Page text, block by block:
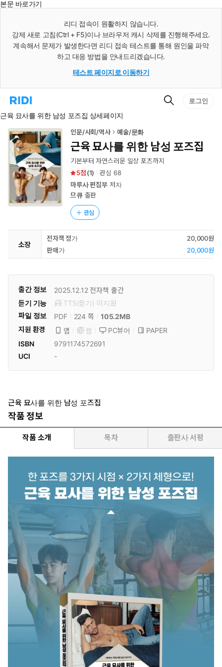
본문 바로가기
리디 접속이 원활하지 않습니다.
강제 새로 고침(Ctrl + F5)이나 브라우저 캐시 삭제를 진행해주세요.
계속해서 문제가 발생한다면 리디 접속 테스트를 통해 원인을 파악
하고 대응 방법을 안내드리겠습니다.
테스트 페이지로 이동하기
리
홈
로
이
동
검
로그인
근육 묘사를 위한 남성 포즈집 상세페이지
인문/사회/역사 예술/문화
근육 묘사를 위한 남성 포즈집
기본부터 자연스러운 일상 포즈까지
5
(1) 관심 68
마루사 편집부 저자
므큐출판
관심
소장
전자책 정가
20,000원
판매가
20,000원
출간 정보 2025.12.12 전자책 출간
듣기 기능
TTS(듣기) 미 지원
파일 정보
PDF 224 쪽
105.2MB
지원 환경
앱 웹 PC뷰어
PAPER
ISBN
9791174572691
UCI
-
근육 묘사를 위한 남성 포즈집
작품 정보
작품 소개 목차 출판사 서평